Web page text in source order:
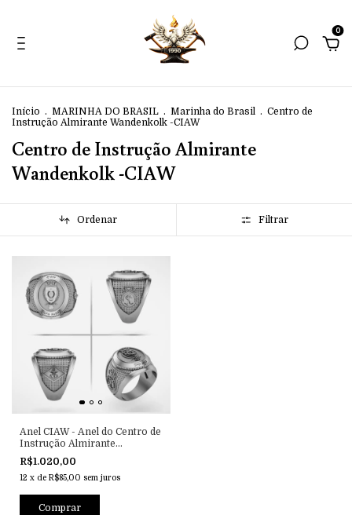
0
Início . MARINHA DO BRASIL . Marinha do Brasil . Centro de
Instrução Almirante Wandenkolk -CIAW
Centro de Instrução Almirante
Wandenkolk -CIAW
Ordenar Filtrar
Anel CIAW - Anel do Centro de
Instrução Almirante
Wandenkolk
R$1.020,00
12 x de R$85,00 sem juros
Comprar